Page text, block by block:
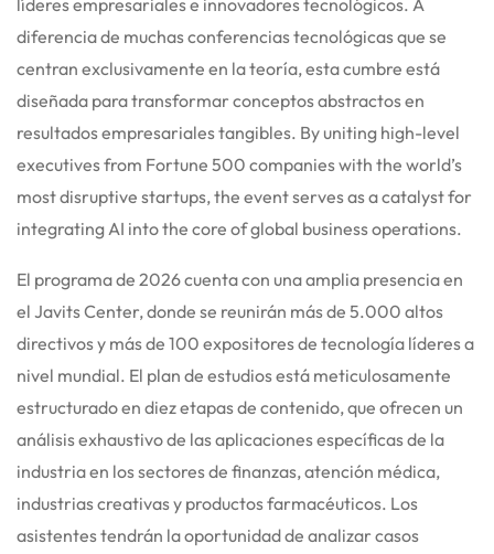
diferencia de muchas conferencias tecnológicas que se
centran exclusivamente en la teoría, esta cumbre está
diseñada para transformar conceptos abstractos en
resultados empresariales tangibles. By uniting high-level
executives from Fortune 500 companies with the world’s
most disruptive startups, the event serves as a catalyst for
integrating AI into the core of global business operations.
El programa de 2026 cuenta con una amplia presencia en
el Javits Center, donde se reunirán más de 5.000 altos
directivos y más de 100 expositores de tecnología líderes a
nivel mundial. El plan de estudios está meticulosamente
estructurado en diez etapas de contenido, que ofrecen un
análisis exhaustivo de las aplicaciones específicas de la
industria en los sectores de finanzas, atención médica,
industrias creativas y productos farmacéuticos. Los
asistentes tendrán la oportunidad de analizar casos